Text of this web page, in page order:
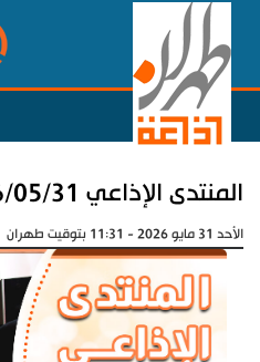
المنتدى الإذاعي 2026/05/31
الأحد 31 مايو 2026 - 11:31 بتوقيت طهران